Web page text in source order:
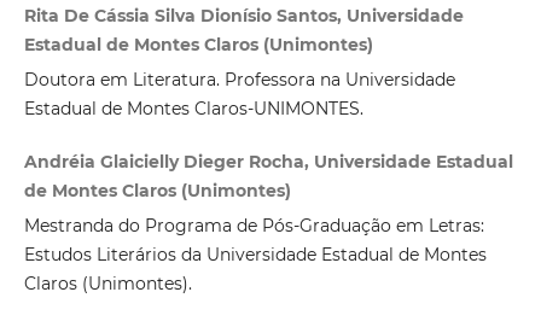
Rita De Cássia Silva Dionísio Santos, Universidade
Estadual de Montes Claros (Unimontes)
Doutora em Literatura. Professora na Universidade
Estadual de Montes Claros-UNIMONTES.
Andréia Glaicielly Dieger Rocha, Universidade Estadual
de Montes Claros (Unimontes)
Mestranda do Programa de Pós-Graduação em Letras:
Estudos Literários da Universidade Estadual de Montes
Claros (Unimontes).